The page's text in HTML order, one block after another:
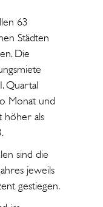
63
Städten
Die
Quartal
Monat und
höher als
sind die
jeweils
gestiegen.